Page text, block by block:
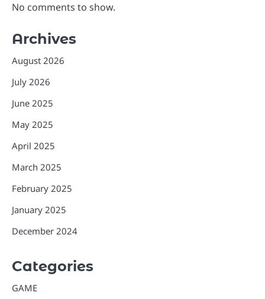
No comments to show.
Archives
August 2026
July 2026
June 2025
May 2025
April 2025
March 2025
February 2025
January 2025
December 2024
Categories
GAME